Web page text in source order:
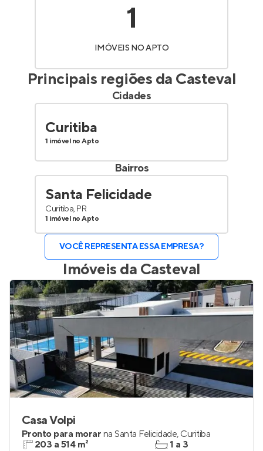
1
IMÓVEIS NO APTO
Principais regiões da Casteval
Cidades
Curitiba
1 imóvel no Apto
Bairros
Santa Felicidade
Curitiba, PR
1 imóvel no Apto
VOCÊ REPRESENTA ESSA EMPRESA?
Imóveis da Casteval
Casa Volpi
Pronto para morar na Santa Felicidade, Curitiba
203 a 514 m²
1 a 3